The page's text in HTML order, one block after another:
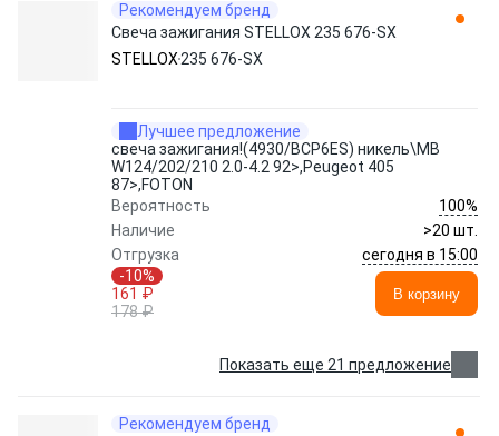
Рекомендуем бренд
Свеча зажигания STELLOX 235 676-SX
STELLOX 235 676-SX
Лучшее предложение
свеча зажигания!(4930/BCP6ES) никель\MB
W124/202/210 2.0-4.2 92>,Peugeot 405
87>,FOTON
Вероятность
100%
Наличие
>20 шт.
Отгрузка
сегодня в 15:00
-10%
161 ₽
178 ₽
В корзину
Показать еще 21 предложение
Рекомендуем бренд